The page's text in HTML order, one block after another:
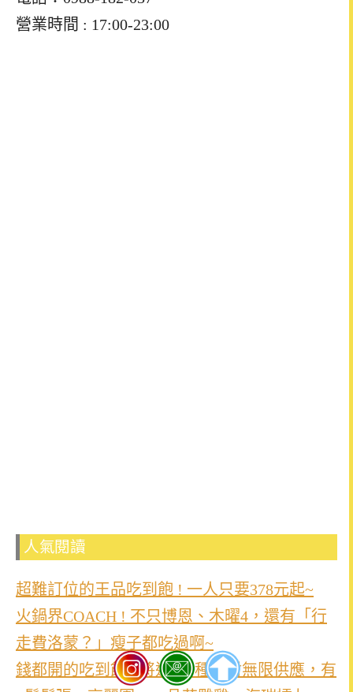
營業時間 : 17:00-23:00
人氣閱讀
超難訂位的王品吃到飽 ! 一人只要378元起~
火鍋界COACH ! 不只博恩、木曜4，還有「行
走費洛蒙？」瘦子都吃過啊~
錢都開的吃到飽 ! 將近200種食材無限供應，有